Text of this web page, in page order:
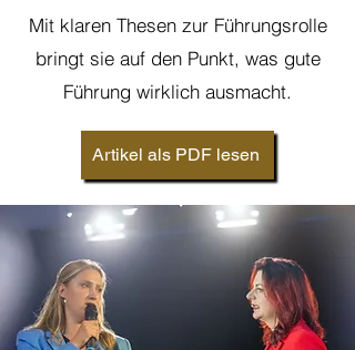
Mit klaren Thesen zur Führungsrolle
bringt sie auf den Punkt, was gute
Führung wirklich ausmacht.
Artikel als PDF lesen